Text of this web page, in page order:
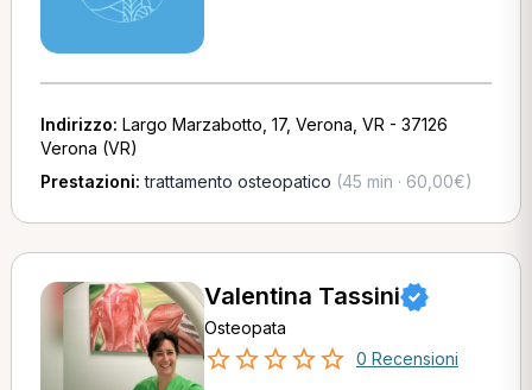
Indirizzo: Largo Marzabotto, 17, Verona, VR - 37126
Verona (VR)
Prestazioni:trattamento osteopatico (45 min · 60,00€)
Valentina Tassini
Osteopata
0 Recensioni